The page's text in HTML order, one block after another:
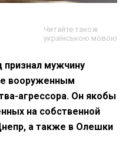
Читайте також
українською мовою
признал мужчину
вооруженным
агрессора. Он якобы
на собственной
а также в Олешки